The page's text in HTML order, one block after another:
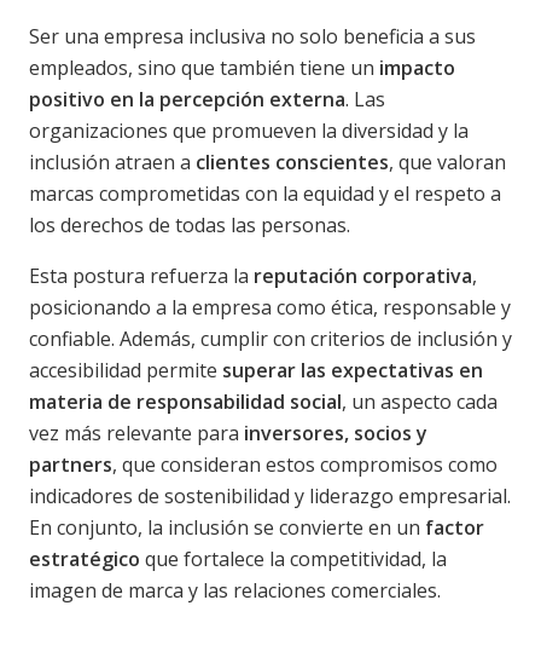
Ser una empresa inclusiva no solo beneficia a sus
empleados, sino que también tiene un impacto
positivo en la percepción externa. Las
organizaciones que promueven la diversidad y la
inclusión atraen a clientes conscientes, que valoran
marcas comprometidas con la equidad y el respeto a
los derechos de todas las personas.
Esta postura refuerza la reputación corporativa,
posicionando a la empresa como ética, responsable y
confiable. Además, cumplir con criterios de inclusión y
accesibilidad permite superar las expectativas en
materia de responsabilidad social, un aspecto cada
vez más relevante para inversores, socios y
partners, que consideran estos compromisos como
indicadores de sostenibilidad y liderazgo empresarial.
En conjunto, la inclusión se convierte en un factor
estratégico que fortalece la competitividad, la
imagen de marca y las relaciones comerciales.